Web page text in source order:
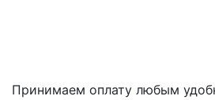
Принимаем оплату любым